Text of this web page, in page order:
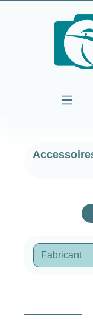
Passer au contenu
Fabricant